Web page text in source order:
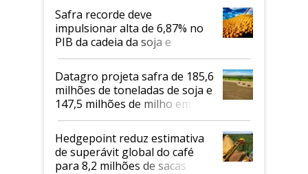
Safra recorde deve
impulsionar alta de 6,87% no
PIB da cadeia da soja e
biodiesel em 2026
Datagro projeta safra de 185,6
milhões de toneladas de soja e
147,5 milhões de milho em
2026/27
Hedgepoint reduz estimativa
de superávit global do café
para 8,2 milhões de sacas